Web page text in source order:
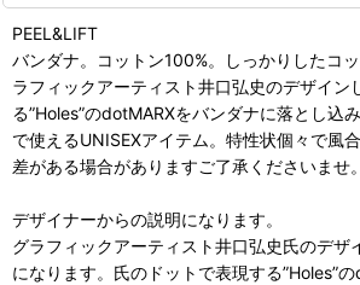
PEEL&LIFT
バンダナ。コットン100%。しっかりしたコ
ラフィックアーティスト井口弘史のデザイン
る”Holes”のdotMARXをバンダナに落とし込
で使えるUNISEXアイテム。特性状個々で風
差がある場合がありますご了承くださいませ。
デザイナーからの説明になります。
グラフィックアーティスト井口弘史氏のデザ
になります。氏のドットで表現する”Holes”